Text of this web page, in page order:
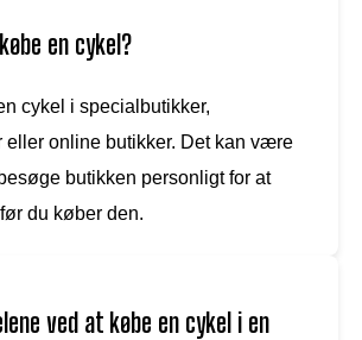
en cykel?
cykel i specialbutikker,
eller online butikker. Det kan være
butikken personligt for at
du køber den.
ved at købe en cykel i en